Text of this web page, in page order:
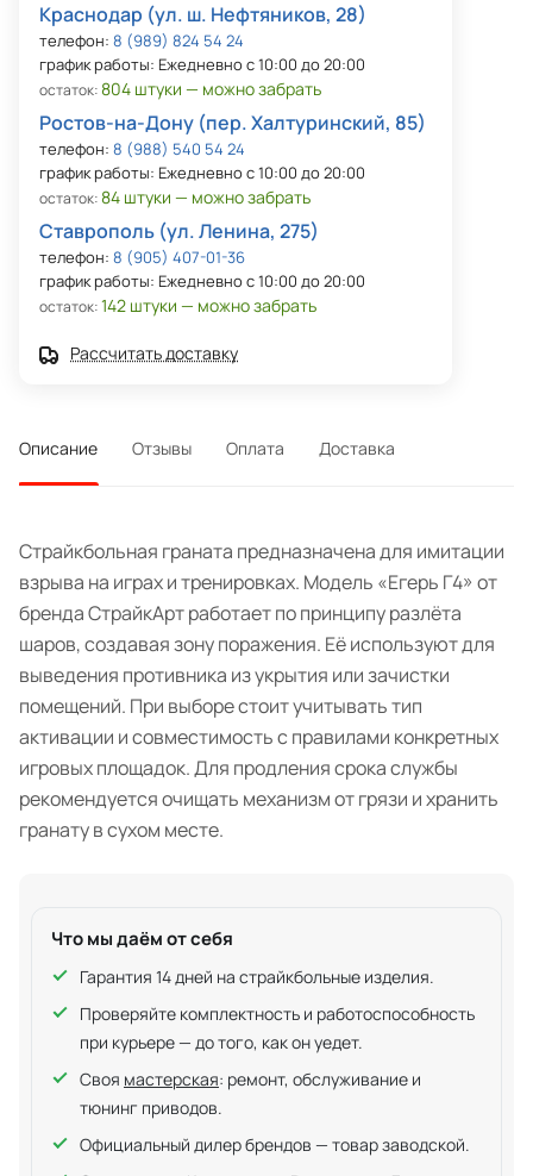
Краснодар (ул. ш. Нефтяников, 28)
телефон: 8 (989) 824 54 24
график работы: Ежедневно с 10:00 до 20:00
остаток:804 штуки — можно забрать
Ростов-на-Дону (пер. Халтуринский, 85)
телефон: 8 (988) 540 54 24
график работы: Ежедневно с 10:00 до 20:00
остаток:84 штуки — можно забрать
Ставрополь (ул. Ленина, 275)
телефон: 8 (905) 407-01-36
график работы: Ежедневно с 10:00 до 20:00
остаток:142 штуки — можно забрать
Рассчитать доставку
Описание Отзывы Оплата Доставка
Страйкбольная граната предназначена для имитации
взрыва на играх и тренировках. Модель «Егерь Г4» от
бренда СтрайкАрт работает по принципу разлёта
шаров, создавая зону поражения. Её используют для
выведения противника из укрытия или зачистки
помещений. При выборе стоит учитывать тип
активации и совместимость с правилами конкретных
игровых площадок. Для продления срока службы
рекомендуется очищать механизм от грязи и хранить
гранату в сухом месте.
Что мы даём от себя
Гарантия 14 дней на страйкбольные изделия.
Проверяйте комплектность и работоспособность
при курьере — до того, как он уедет.
Своя мастерская: ремонт, обслуживание и
тюнинг приводов.
Официальный дилер брендов — товар заводской.